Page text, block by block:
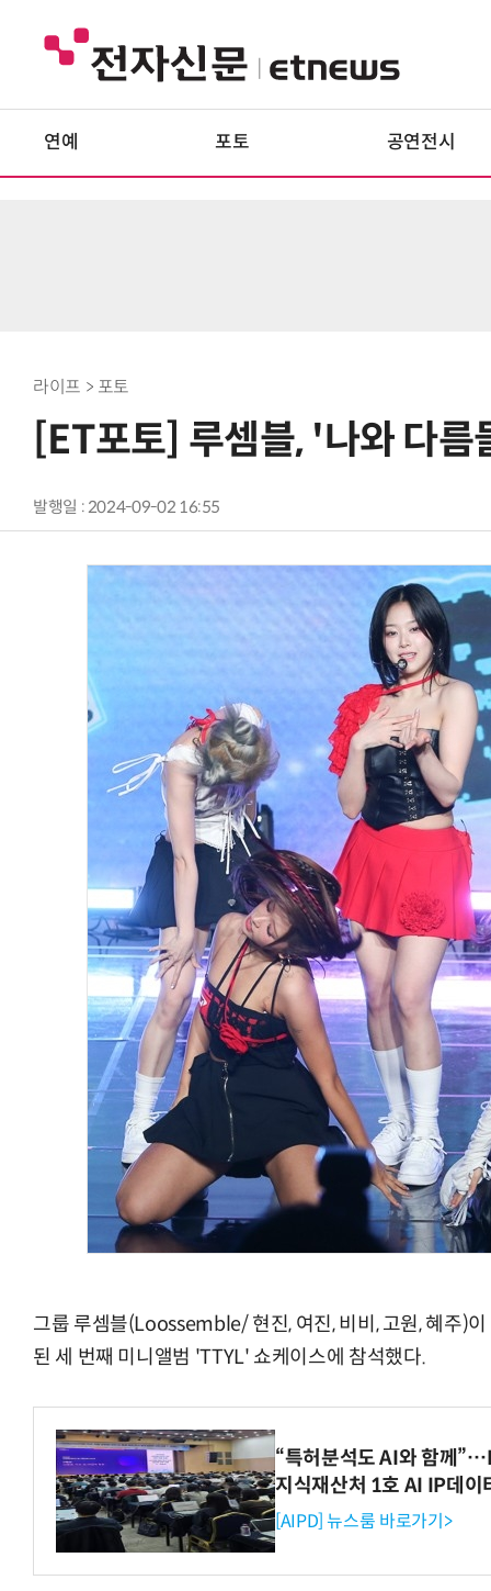
연예 포토 공연전시
라이프 > 포토
[ET포토] 루셈블, '나와 다름
발행일 : 2024-09-02 16:55
그룹 루셈블(Loossemble/ 현진, 여진, 비비, 고원, 혜주)
된 세 번째 미니앨범 'TTYL' 쇼케이스에 참석했다.
“특허분석도 AI와 함께
지식재산처 1호 AI IP데이
[AIPD] 뉴스룸 바로가기>